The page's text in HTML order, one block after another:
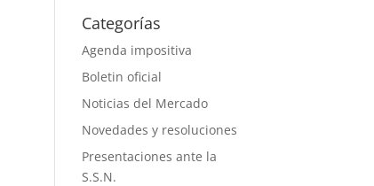
Categorías
Agenda impositiva
Boletin oficial
Noticias del Mercado
Novedades y resoluciones
Presentaciones ante la
S.S.N.